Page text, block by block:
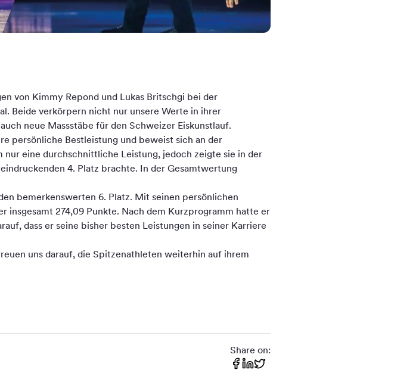
von Kimmy Repond und Lukas Britschgi bei der
Beide verkörpern nicht nur unsere Werte in ihrer
neue Massstäbe für den Schweizer Eiskunstlauf.
persönliche Bestleistung und beweist sich an der
eine durchschnittliche Leistung, jedoch zeigte sie in der
4. Platz brachte. In der Gesamtwertung
bemerkenswerten 6. Platz. Mit seinen persönlichen
274,09 Punkte. Nach dem Kurzprogramm hatte er
dass er seine bisher besten Leistungen in seiner Karriere
uns darauf, die Spitzenathleten weiterhin auf ihrem
Share on: